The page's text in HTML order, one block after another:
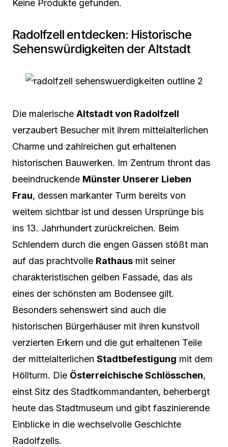
Keine Produkte gefunden.
Radolfzell entdecken: Historische
Sehenswürdigkeiten der Altstadt
Die malerische Altstadt von Radolfzell
verzaubert Besucher mit ihrem mittelalterlichen
Charme und zahlreichen gut erhaltenen
historischen Bauwerken. Im Zentrum thront das
beeindruckende Münster Unserer Lieben
Frau, dessen markanter Turm bereits von
weitem sichtbar ist und dessen Ursprünge bis
ins 13. Jahrhundert zurückreichen. Beim
Schlendern durch die engen Gassen stößt man
auf das prachtvolle Rathaus mit seiner
charakteristischen gelben Fassade, das als
eines der schönsten am Bodensee gilt.
Besonders sehenswert sind auch die
historischen Bürgerhäuser mit ihren kunstvoll
verzierten Erkern und die gut erhaltenen Teile
der mittelalterlichen Stadtbefestigung mit dem
Höllturm. Die Österreichische Schlösschen,
einst Sitz des Stadtkommandanten, beherbergt
heute das Stadtmuseum und gibt faszinierende
Einblicke in die wechselvolle Geschichte
Radolfzells.